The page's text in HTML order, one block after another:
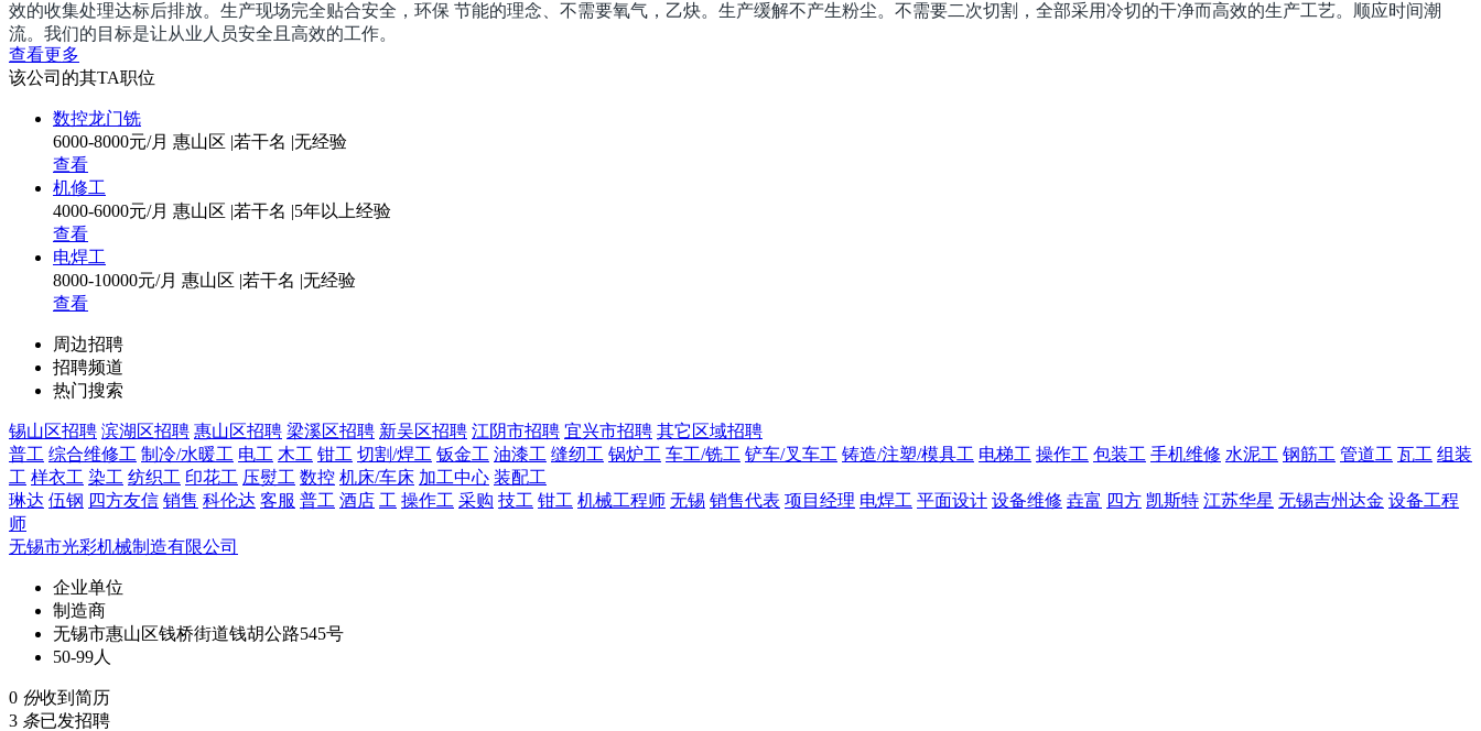
效的收集处理达标后排放。生产现场完全贴合安全，环保 节能的理念、不需要氧气，乙炔。生产缓解不产生粉尘。不需要二次切割，全部采用冷切的干净而高效的生产工艺。顺应时间潮
流。我们的目标是让从业人员安全且高效的工作。
光彩机械期待与你一起见证
本公司自主研发的全自动钢管束设备，动作完美有序的协调分工。整个生产过程流畅式行走，不落地，不需要人工干涉。大踏步的迈向2025的智能智造的宏伟目标。公司本着对环保事业的敬
畏。所有粉尘和废弃，包括焊接点的烟雾都有效的收集处理达标后排放。生产现场完全贴合安全，环保 节能的理念、不需要氧气，乙炔。生产缓解不产生粉尘。不需要二次切割，全部采用
冷切的干净而高效的生产工艺。顺应时间潮流。我们的目标是让从业人员安全且高效的工作。自信而体面的展示
查看更多
该公司的其TA职位
数控龙门铣
6000-8000元/月 惠山区 |若干名 |无经验
查看
机修工
4000-6000元/月 惠山区 |若干名 |5年以上经验
查看
电焊工
8000-10000元/月 惠山区 |若干名 |无经验
查看
周边招聘
招聘频道
热门搜索
锡山区招聘 滨湖区招聘 惠山区招聘 梁溪区招聘 新吴区招聘 江阴市招聘 宜兴市招聘 其它区域招聘
普工 综合维修工 制冷/水暖工 电工 木工 钳工 切割/焊工 钣金工 油漆工 缝纫工 锅炉工 车工/铣工 铲车/叉车工 铸造/注塑/模具工 电梯工 操作工 包装工 手机维修 水泥工 钢筋工 管道工 瓦工 组装
工 样衣工 染工 纺织工 印花工 压熨工 数控 机床/车床 加工中心 装配工
琳达 伍钢 四方友信 销售 科伦达 客服 普工 酒店 工 操作工 采购 技工 钳工 机械工程师 无锡 销售代表 项目经理 电焊工 平面设计 设备维修 垚富 四方 凯斯特 江苏华星 无锡吉州达金 设备工程
师
无锡市光彩机械制造有限公司
企业单位
制造商
无锡市惠山区钱桥街道钱胡公路545号
50-99人
0 份收到简历
3 条已发招聘